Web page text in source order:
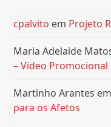
cpalvito em Projeto
Maria Adelaide
– Video Promocional
Martinho Arantes
para os Afetos